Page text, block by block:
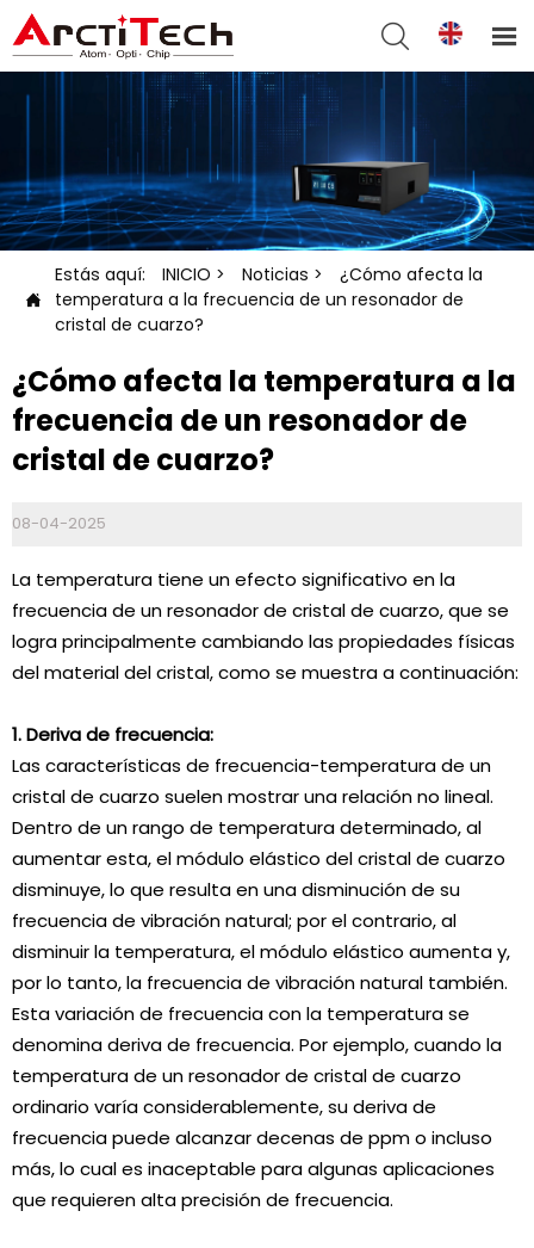
 

Estás aquí: INICIO > Noticias >
¿Cómo afecta la
temperatura a la frecuencia de un resonador de
cristal de cuarzo?
¿Cómo afecta la temperatura a la
frecuencia de un resonador de
cristal de cuarzo?
08-04-2025
La temperatura tiene un efecto significativo en la
frecuencia de un resonador de cristal de cuarzo, que se
logra principalmente cambiando las propiedades físicas
del material del cristal, como se muestra a continuación:
1. Deriva de frecuencia:
Las características de frecuencia-temperatura de un
cristal de cuarzo suelen mostrar una relación no lineal.
Dentro de un rango de temperatura determinado, al
aumentar esta, el módulo elástico del cristal de cuarzo
disminuye, lo que resulta en una disminución de su
frecuencia de vibración natural; por el contrario, al
disminuir la temperatura, el módulo elástico aumenta y,
por lo tanto, la frecuencia de vibración natural también.
Esta variación de frecuencia con la temperatura se
denomina deriva de frecuencia. Por ejemplo, cuando la
temperatura de un resonador de cristal de cuarzo
ordinario varía considerablemente, su deriva de
frecuencia puede alcanzar decenas de ppm o incluso
más, lo cual es inaceptable para algunas aplicaciones
que requieren alta precisión de frecuencia.